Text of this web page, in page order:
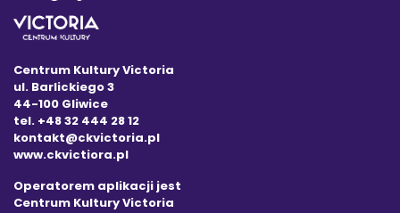
Centrum Kultury Victoria
ul. Barlickiego 3
44-100 Gliwice
tel. +48 32 444 28 12
kontakt@ckvictoria.pl
www.ckvictiora.pl
Operatorem aplikacji jest
Centrum Kultury Victoria